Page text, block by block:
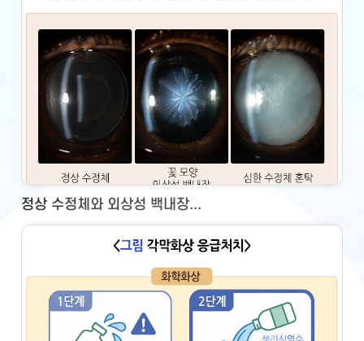
정상 수정체와 외상성 백내장...